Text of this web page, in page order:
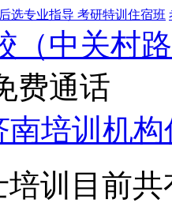
选专业指导 考研特训住宿班
（中关村
费通话
南培训机构
培训目前